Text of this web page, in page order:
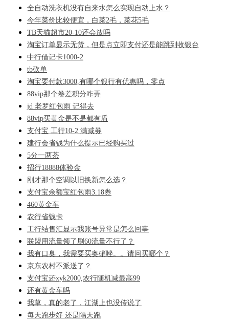
全自动洗衣机没有自来水怎么实现自动上水？
今年菜价比较便宜，白菜2毛，菜花5毛
TB天猫超市20-10还会放吗
淘宝订单显示无货，但是点立即支付还是能跳到收银台
中行借记卡1000-2
tb砍单
淘宝要付款3000,有哪个银行有优惠吗，零点
88vip那个卷差积分咋弄
jd 老罗红包雨 记得去
88vip买黄金是不是都有盾
支付宝 工行10-2 满减券
建行会省钱为什么提示已经购买过
5分一两茶
招行18888体验金
刚才那个空调以旧换新怎么选？
支付宝余额宝红包雨3.18券
460黄金车
农行省钱卡
工行结售汇显示我账号异常是怎么回事
联盟用流量领了刷60流量不行了？
我有口臭，我需要买奥硝唑。。请问买哪个？
京东农村不派送了？
支付宝还xyk2000,农行随机减最高99
还有黄金车吗
我草，真的老了，江湖上也没传说了
每天跑步好 还是隔天跑